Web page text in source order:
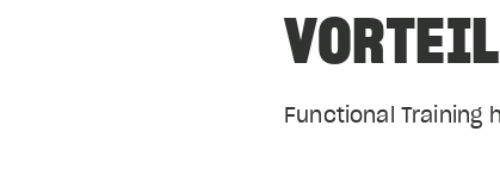
Functional Training